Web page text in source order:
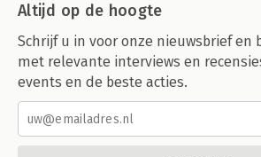
Altijd op de hoogte
Schrijf u in voor onze nieuwsbrief en
met relevante interviews en
events en de beste acties.